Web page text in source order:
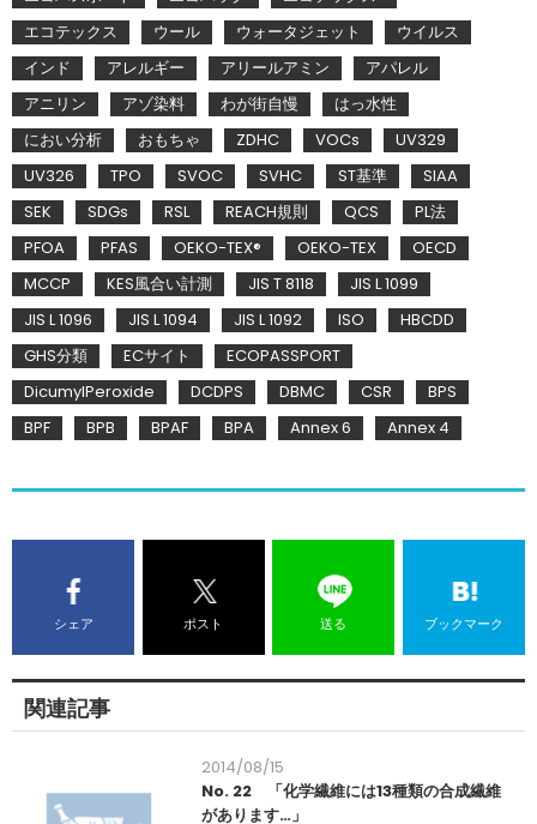
エコテックス
ウール ウォータジェット
ウイルス
インド
アレルギー アリールアミン
アパレル
アニリン
アゾ染料 わが街自慢
はっ水性
におい分析
おもちゃ ZDHC VOCs
UV329
UV326
TPO SVOC SVHC ST基準
SIAA
SEK
SDGs RSL REACH規則 QCS
PL法
PFOA
PFAS OEKO-TEX® OEKO-TEX
OECD
MCCP
KES風合い計測 JIS T 8118
JIS L 1099
JIS L 1096
JIS L 1094 JIS L 1092 ISO
HBCDD
GHS分類
ECサイト
ECOPASSPORT
DicumylPeroxide
DCDPS DBMC CSR
BPS
BPF
BPB BPAF BPA Annex 6 Annex 4
シェア ポスト 送る ブックマーク
関連記事
2014/08/15
No. 22 「化学繊維には13種類の合成繊維
があります…」